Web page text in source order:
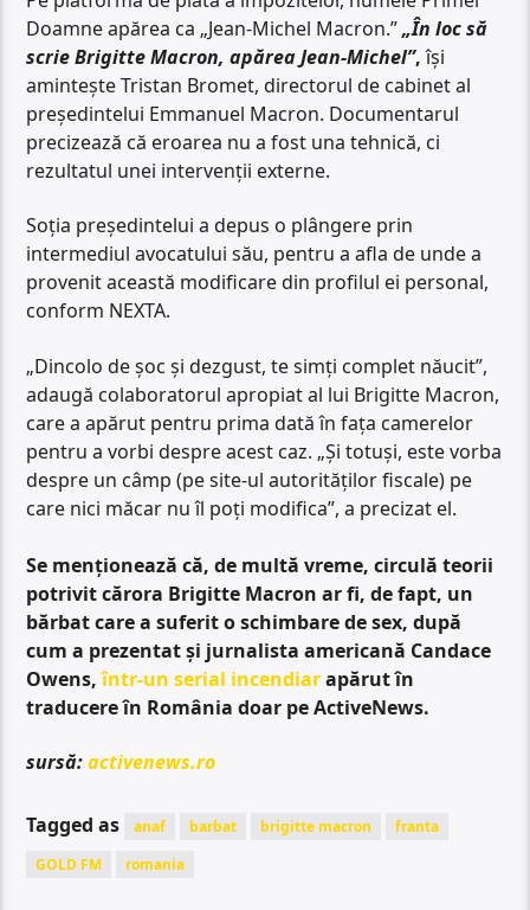
Doamne apărea ca „Jean-Michel Macron.”„În loc să
scrie Brigitte Macron, apărea Jean-Michel”,își
amintește Tristan Bromet, directorul de cabinet al
președintelui Emmanuel Macron. Documentarul
precizează că eroarea nu a fost una tehnică, ci
rezultatul unei intervenții externe.
Soția președintelui a depus o plângere prin
intermediul avocatului său, pentru a afla de unde a
provenit această modificare din profilul ei personal,
conform NEXTA.
„Dincolo de șoc și dezgust, te simți complet năucit”,
adaugă colaboratorul apropiat al lui Brigitte Macron,
care a apărut pentru prima dată în fața camerelor
pentru a vorbi despre acest caz. „Și totuși, este vorba
despre un câmp (pe site-ul autorităților fiscale) pe
care nici măcar nu îl poți modifica”, a precizat el.
Se menționează că, de multă vreme, circulă teorii
potrivit cărora Brigitte Macron ar fi, de fapt, un
bărbat care a suferit o schimbare de sex, după
cum a prezentat și jurnalista americană Candace
Owens,într-un serial incendiarapărut în
traducere în România doar pe ActiveNews.
sursă:activenews.ro
Tagged as anaf barbat brigitte macron
franta
GOLD FM
romania